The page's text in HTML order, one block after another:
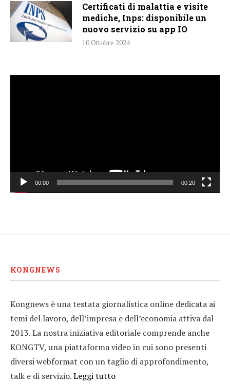
Certificati di malattia e visite
mediche, Inps: disponibile un
nuovo servizio su app IO
10 Ottobre 2024
00:00 00:20
KONGNEWS
Kongnews è una testata giornalistica online dedicata ai
temi del lavoro, dell’impresa e dell’economia attiva dal
2013. La nostra iniziativa editoriale comprende anche
KONGTV, una piattaforma video in cui sono presenti
diversi webformat con un taglio di approfondimento,
talk e di servizio.Leggi tutto